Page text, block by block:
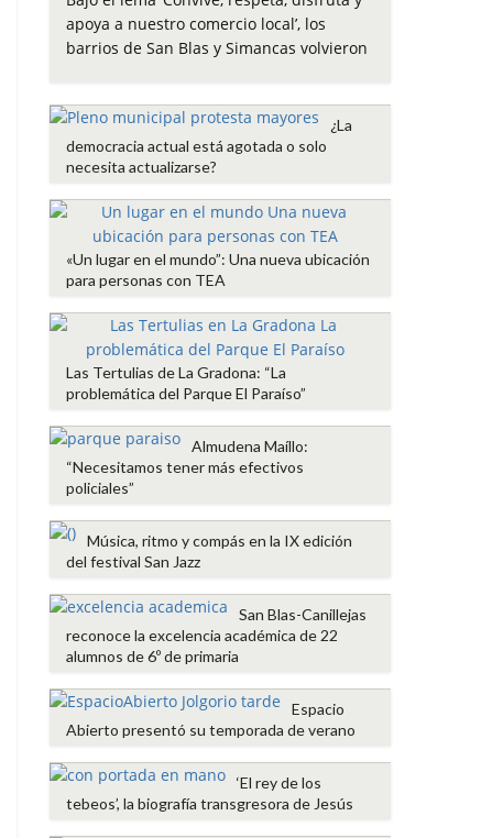
e
b
k
t
t
t
s
p
l
p
a
r
i
r
apoya a nuestro comercio local’, los
barrios de San Blas y Simancas volvieron
¿La
democracia actual está agotada o solo
necesita actualizarse?
«Un lugar en el mundo”: Una nueva ubicación
para personas con TEA
Las Tertulias de La Gradona: “La
problemática del Parque El Paraíso”
Almudena Maíllo:
“Necesitamos tener más efectivos
policiales”
Música, ritmo y compás en la IX edición
del festival San Jazz
San Blas-Canillejas
reconoce la excelencia académica de 22
alumnos de 6º de primaria
Espacio
Abierto presentó su temporada de verano
‘El rey de los
tebeos’, la biografía transgresora de Jesús